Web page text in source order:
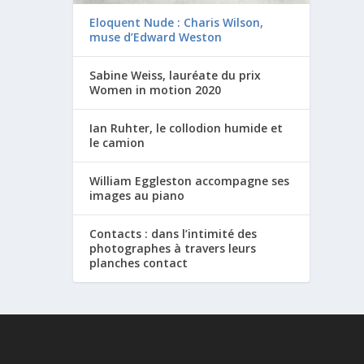
Eloquent Nude : Charis Wilson,
muse d’Edward Weston
Sabine Weiss, lauréate du prix
Women in motion 2020
Ian Ruhter, le collodion humide et
le camion
William Eggleston accompagne ses
images au piano
Contacts : dans l’intimité des
photographes à travers leurs
planches contact